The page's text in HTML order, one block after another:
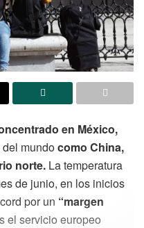
en México,
mundocomo China,
norte. La temperatura
de junio, en los inicios
por un “margen
el servicio europeo